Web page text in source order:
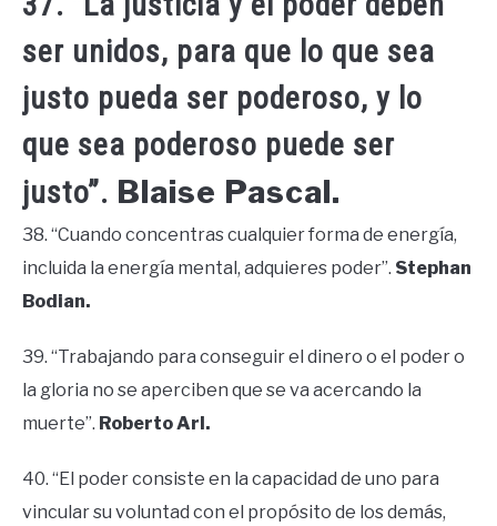
ser unidos, para que lo que sea
justo pueda ser poderoso, y lo
que sea poderoso puede ser
justo”. Blaise Pascal.
38. “Cuando concentras cualquier forma de energía,
incluida la energía mental, adquieres poder”. Stephan
Bodian.
39. “Trabajando para conseguir el dinero o el poder o
la gloria no se aperciben que se va acercando la
muerte”. Roberto Arl.
40. “El poder consiste en la capacidad de uno para
vincular su voluntad con el propósito de los demás,